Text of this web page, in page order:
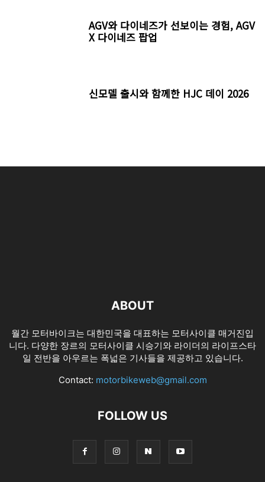
AGV와 다이네즈가 선보이는 경험, AGV
X 다이네즈 팝업
신모델 출시와 함께한 HJC 데이 2026
ABOUT
월간 모터바이크는 대한민국을 대표하는 모터사이클 매거진입
니다. 다양한 장르의 모터사이클 시승기와 라이더의 라이프스타
일 전반을 아우르는 폭넓은 기사들을 제공하고 있습니다.
Contact: motorbikeweb@gmail.com
FOLLOW US